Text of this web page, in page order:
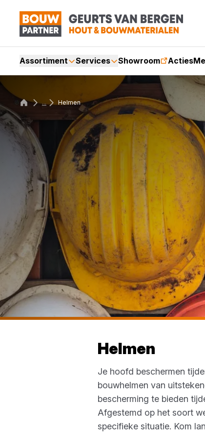
Assortiment Services Showroom Acties
... Helmen
Helmen
Je hoofd beschermen
bouwhelmen van
bescherming te bieden
Afgestemd op het soort
specifieke situatie. Kom